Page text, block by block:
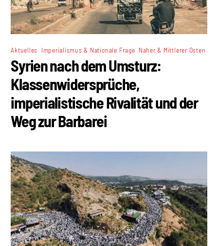
Aktuelles Imperialismus & Nationale Frage Naher & Mittlerer Osten
Syrien nach dem Umsturz:
Klassenwidersprüche,
imperialistische Rivalität und der
Weg zur Barbarei